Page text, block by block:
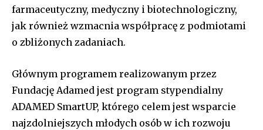
farmaceutyczny, medyczny i biotechnologiczny,
jak również wzmacnia współpracę z podmiotami
o zbliżonych zadaniach.
Głównym programem realizowanym przez
Fundację Adamed jest program stypendialny
ADAMED SmartUP, którego celem jest wsparcie
najzdolniejszych młodych osób w ich rozwoju